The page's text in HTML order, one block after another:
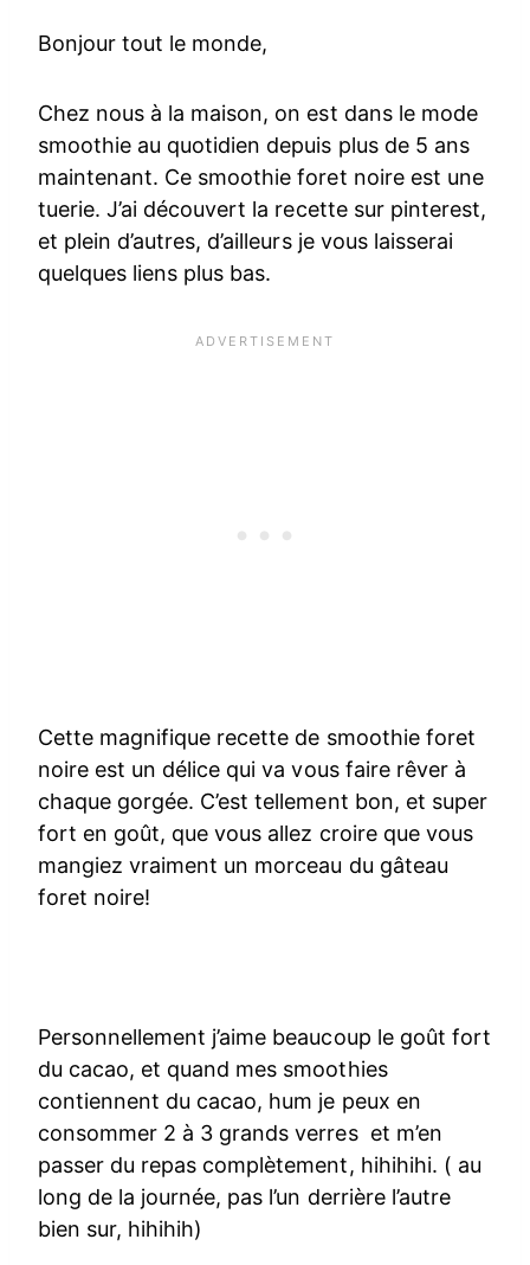
Bonjour tout le monde,
Chez nous à la maison, on est dans le mode
smoothie au quotidien depuis plus de 5 ans
maintenant. Ce smoothie foret noire est une
tuerie. J’ai découvert la recette sur pinterest,
et plein d’autres, d’ailleurs je vous laisserai
quelques liens plus bas.
Cette magnifique recette de smoothie foret
noire est un délice qui va vous faire rêver à
chaque gorgée. C’est tellement bon, et super
fort en goût, que vous allez croire que vous
mangiez vraiment un morceau du gâteau
foret noire!
Personnellement j’aime beaucoup le goût fort
du cacao, et quand mes smoothies
contiennent du cacao, hum je peux en
consommer 2 à 3 grands verres et m’en
passer du repas complètement, hihihihi. ( au
long de la journée, pas l’un derrière l’autre
bien sur, hihihih)